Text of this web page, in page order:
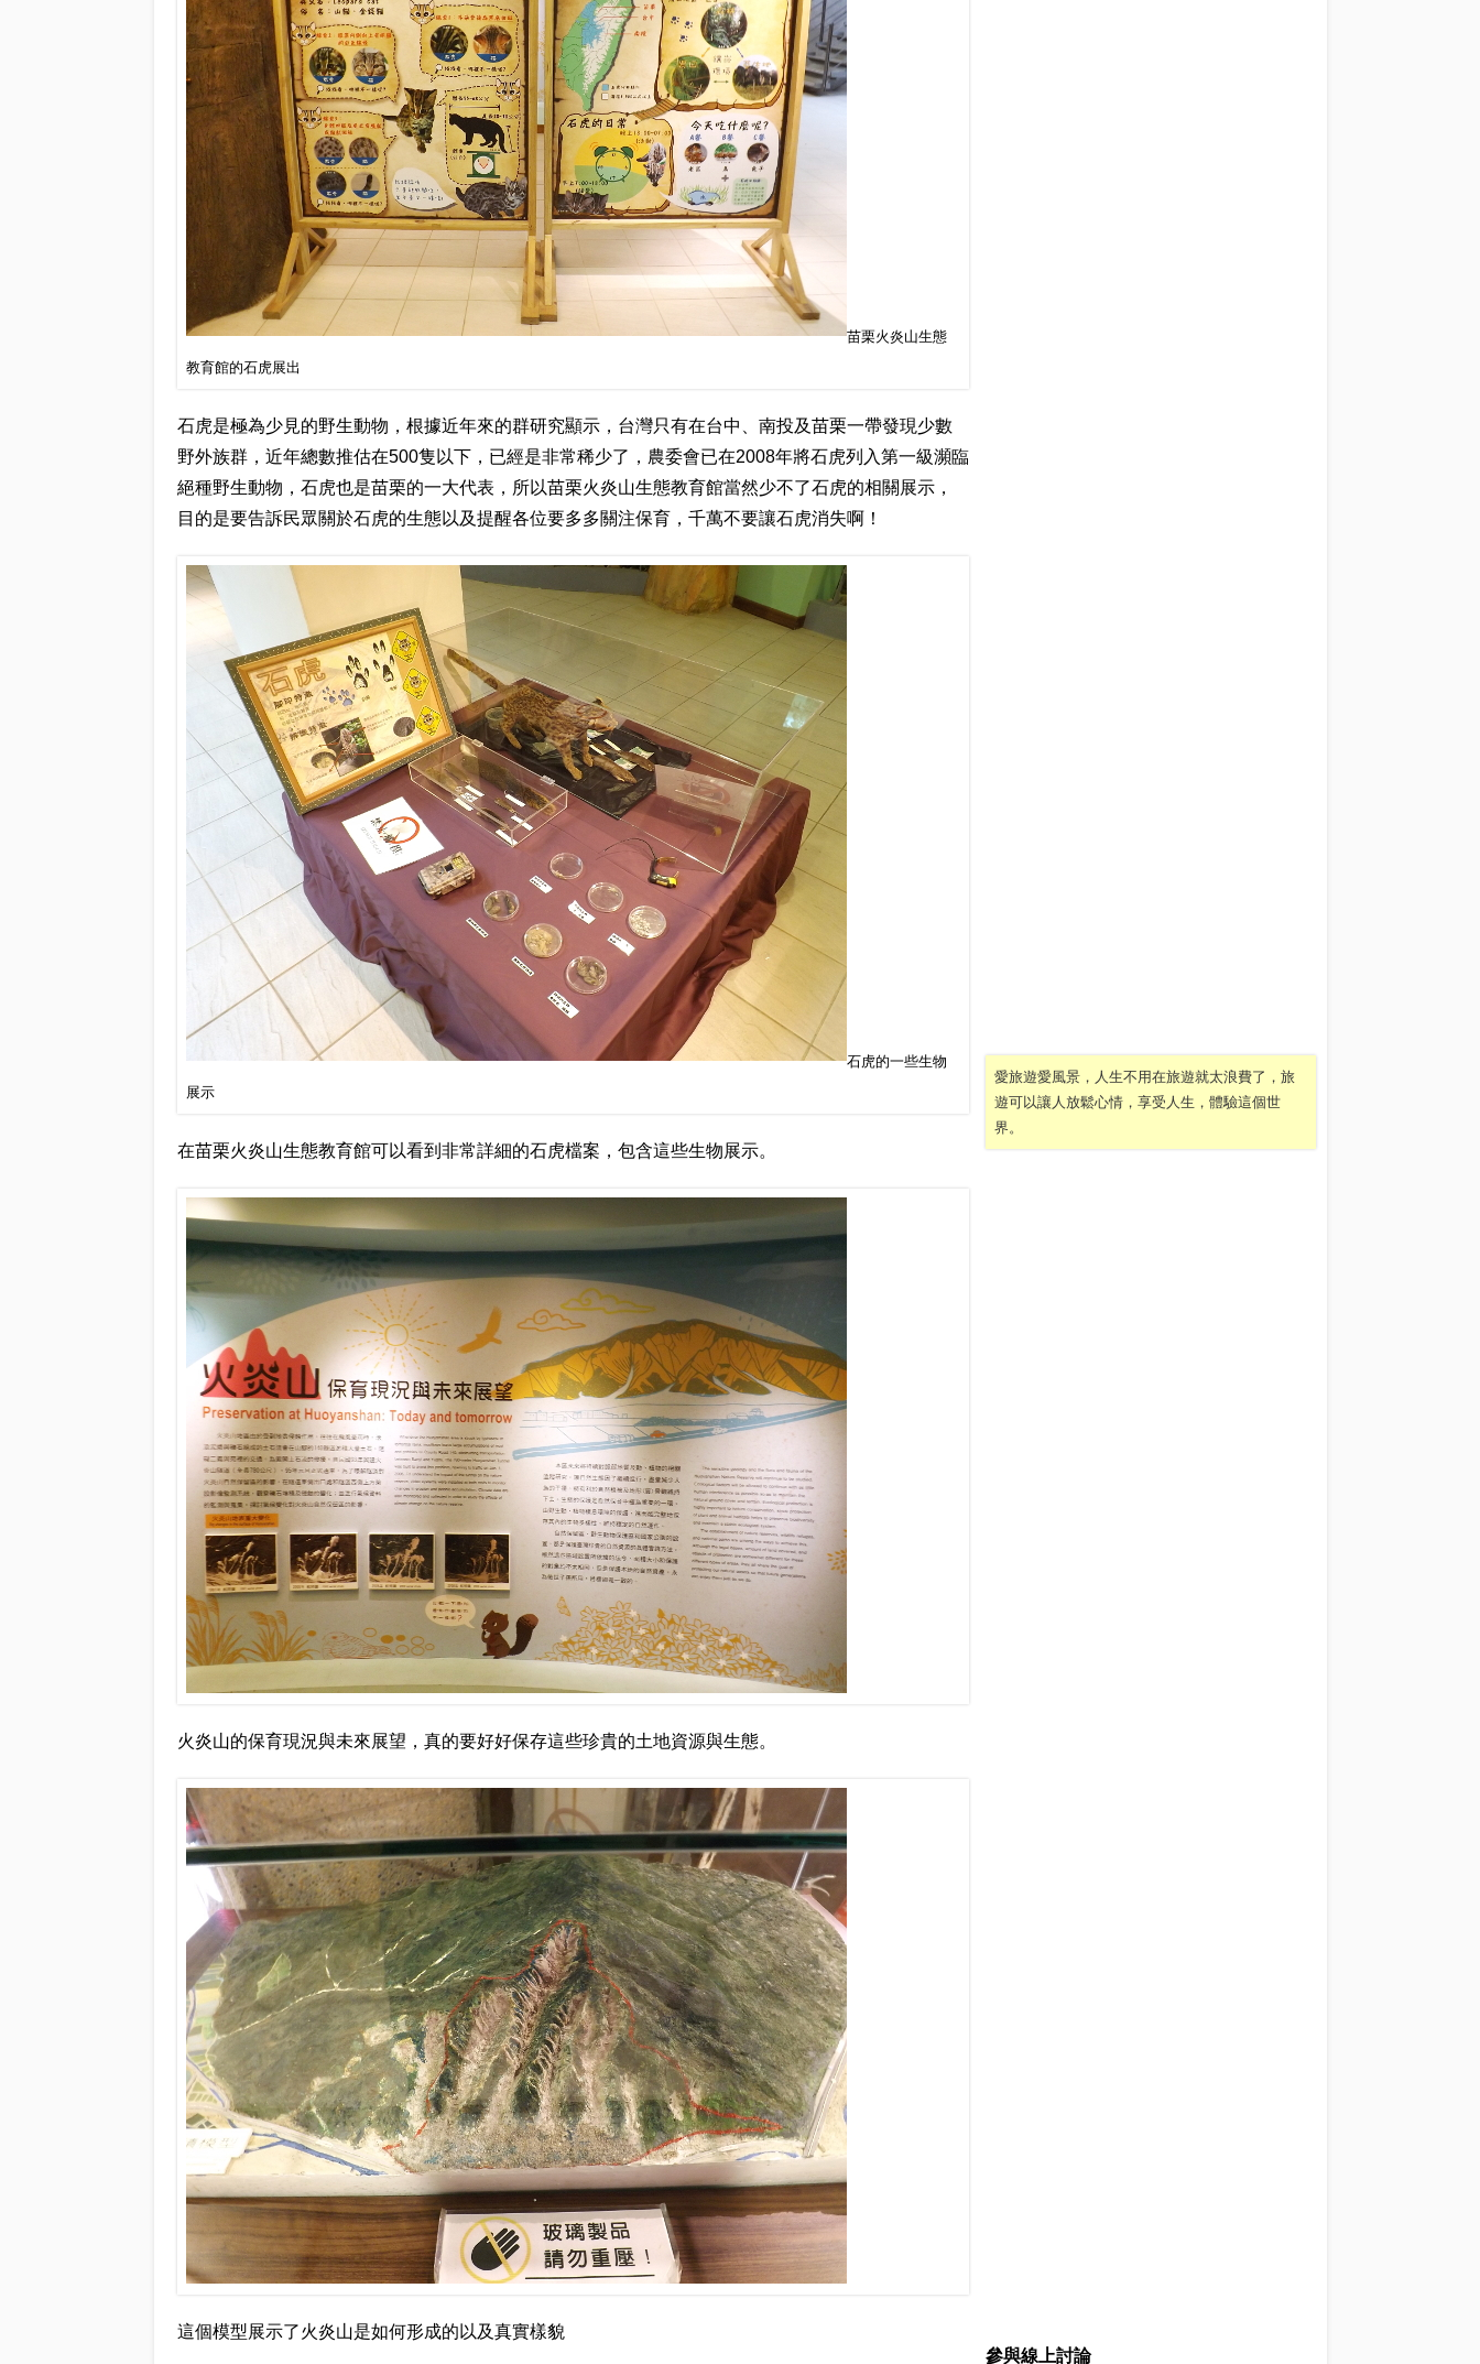
苗栗火炎山生態
教育館的石虎展出
石虎是極為少見的野生動物，根據近年來的群研究顯示，台灣只有在台中、南投及苗栗一帶發現少數
野外族群，近年總數推估在500隻以下，已經是非常稀少了，農委會已在2008年將石虎列入第一級瀕臨
絕種野生動物，石虎也是苗栗的一大代表，所以苗栗火炎山生態教育館當然少不了石虎的相關展示，
目的是要告訴民眾關於石虎的生態以及提醒各位要多多關注保育，千萬不要讓石虎消失啊！
石虎的一些生物
展示
在苗栗火炎山生態教育館可以看到非常詳細的石虎檔案，包含這些生物展示。
火炎山的保育現況與未來展望，真的要好好保存這些珍貴的土地資源與生態。
這個模型展示了火炎山是如何形成的以及真實樣貌
愛旅遊愛風景，人生不用在旅遊就太浪費了，旅
遊可以讓人放鬆心情，享受人生，體驗這個世
界。
參與線上討論